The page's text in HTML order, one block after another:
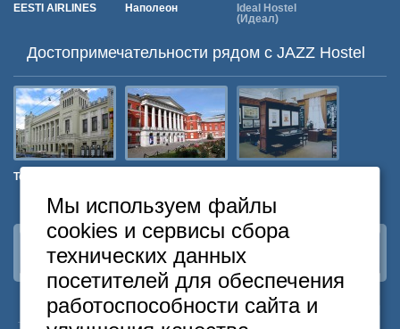
EESTI AIRLINES Наполеон
Ideal Hostel
(Идеал)
Достопримечательности рядом c JAZZ Hostel
Театр «Ленком»
архитектурной
школы
Наша группа ВКонтакте
Москва
+7 495 646-74-40
Мы используем файлы
cookies и сервисы сбора
технических данных
посетителей для обеспечения
работоспособности сайта и